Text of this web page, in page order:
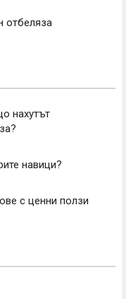
отбеляза
нахутът
навици?
с ценни ползи